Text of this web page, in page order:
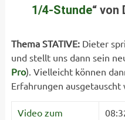
1/4-Stunde“ von
Thema STATIVE:Dieter
und stellt uns dann sein
Pro). Vielleicht können
Erfahrungen ausgetauscht
Video zum